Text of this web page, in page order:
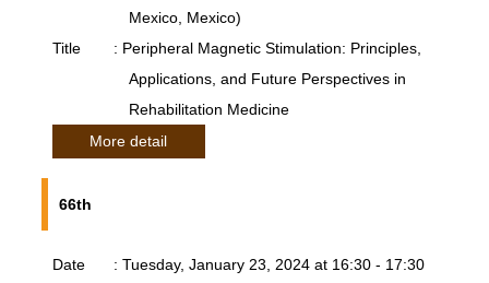
Mexico, Mexico)
Title
: Peripheral Magnetic Stimulation: Principles,
Applications, and Future Perspectives in
Rehabilitation Medicine
More detail
66th
Date
: Tuesday, January 23, 2024 at 16:30 - 17:30